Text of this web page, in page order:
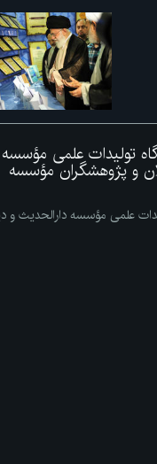
تولیدات علمی مؤسسه
و پژوهشگران مؤسسه
علمی مؤسسه دارالحدیث و